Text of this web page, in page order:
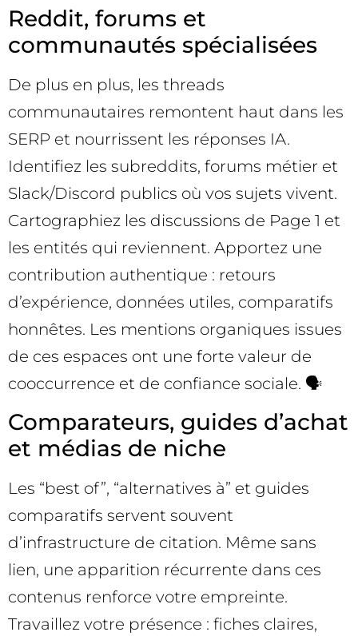
Reddit, forums et
communautés spécialisées
De plus en plus, les threads
communautaires remontent haut dans les
SERP et nourrissent les réponses IA.
Identifiez les subreddits, forums métier et
Slack/Discord publics où vos sujets vivent.
Cartographiez les discussions de Page 1 et
les entités qui reviennent. Apportez une
contribution authentique : retours
d’expérience, données utiles, comparatifs
honnêtes. Les mentions organiques issues
de ces espaces ont une forte valeur de
cooccurrence et de confiance sociale. 🗣️
Comparateurs, guides d’achat
et médias de niche
Les “best of”, “alternatives à” et guides
comparatifs servent souvent
d’infrastructure de citation. Même sans
lien, une apparition récurrente dans ces
contenus renforce votre empreinte.
Travaillez votre présence : fiches claires,